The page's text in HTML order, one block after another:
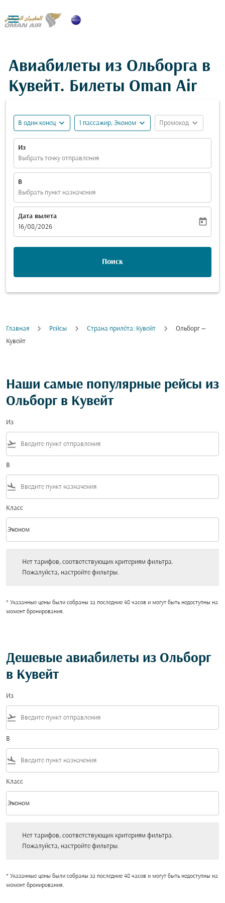

Авиабилеты из Ольборга в
Кувейт. Билеты Oman Air
В один конец expand_more 1 пассажир, Эконом expand_more Промокод expand_more
Из
Выбрать точку отправления
В
Выбрать пункт назначения
Дата вылета
fc-booking-departure-date-aria-label
16/08/2026
today
Поиск
Главная Рейсы Cтрана прилёта: Кувейт
Ольборг —
Кувейт
Наши самые популярные рейсы из
Ольборг в Кувейт
Из
flight_takeoff
В
flight_land
Класс
Класс option Эконом Selected
Эконом
keyboard_arrow_down
Нет тарифов, соответствующих критериям фильтра.
Пожалуйста, настройте фильтры.
* Указанные цены были собраны за последние 48 часов и могут быть недоступны на
момент бронирования.
Дешевые авиабилеты из Ольборг
в Кувейт
Из
flight_takeoff
В
flight_land
Класс
Класс option Эконом Selected
Эконом
keyboard_arrow_down
Нет тарифов, соответствующих критериям фильтра.
Пожалуйста, настройте фильтры.
* Указанные цены были собраны за последние 48 часов и могут быть недоступны на
момент бронирования.